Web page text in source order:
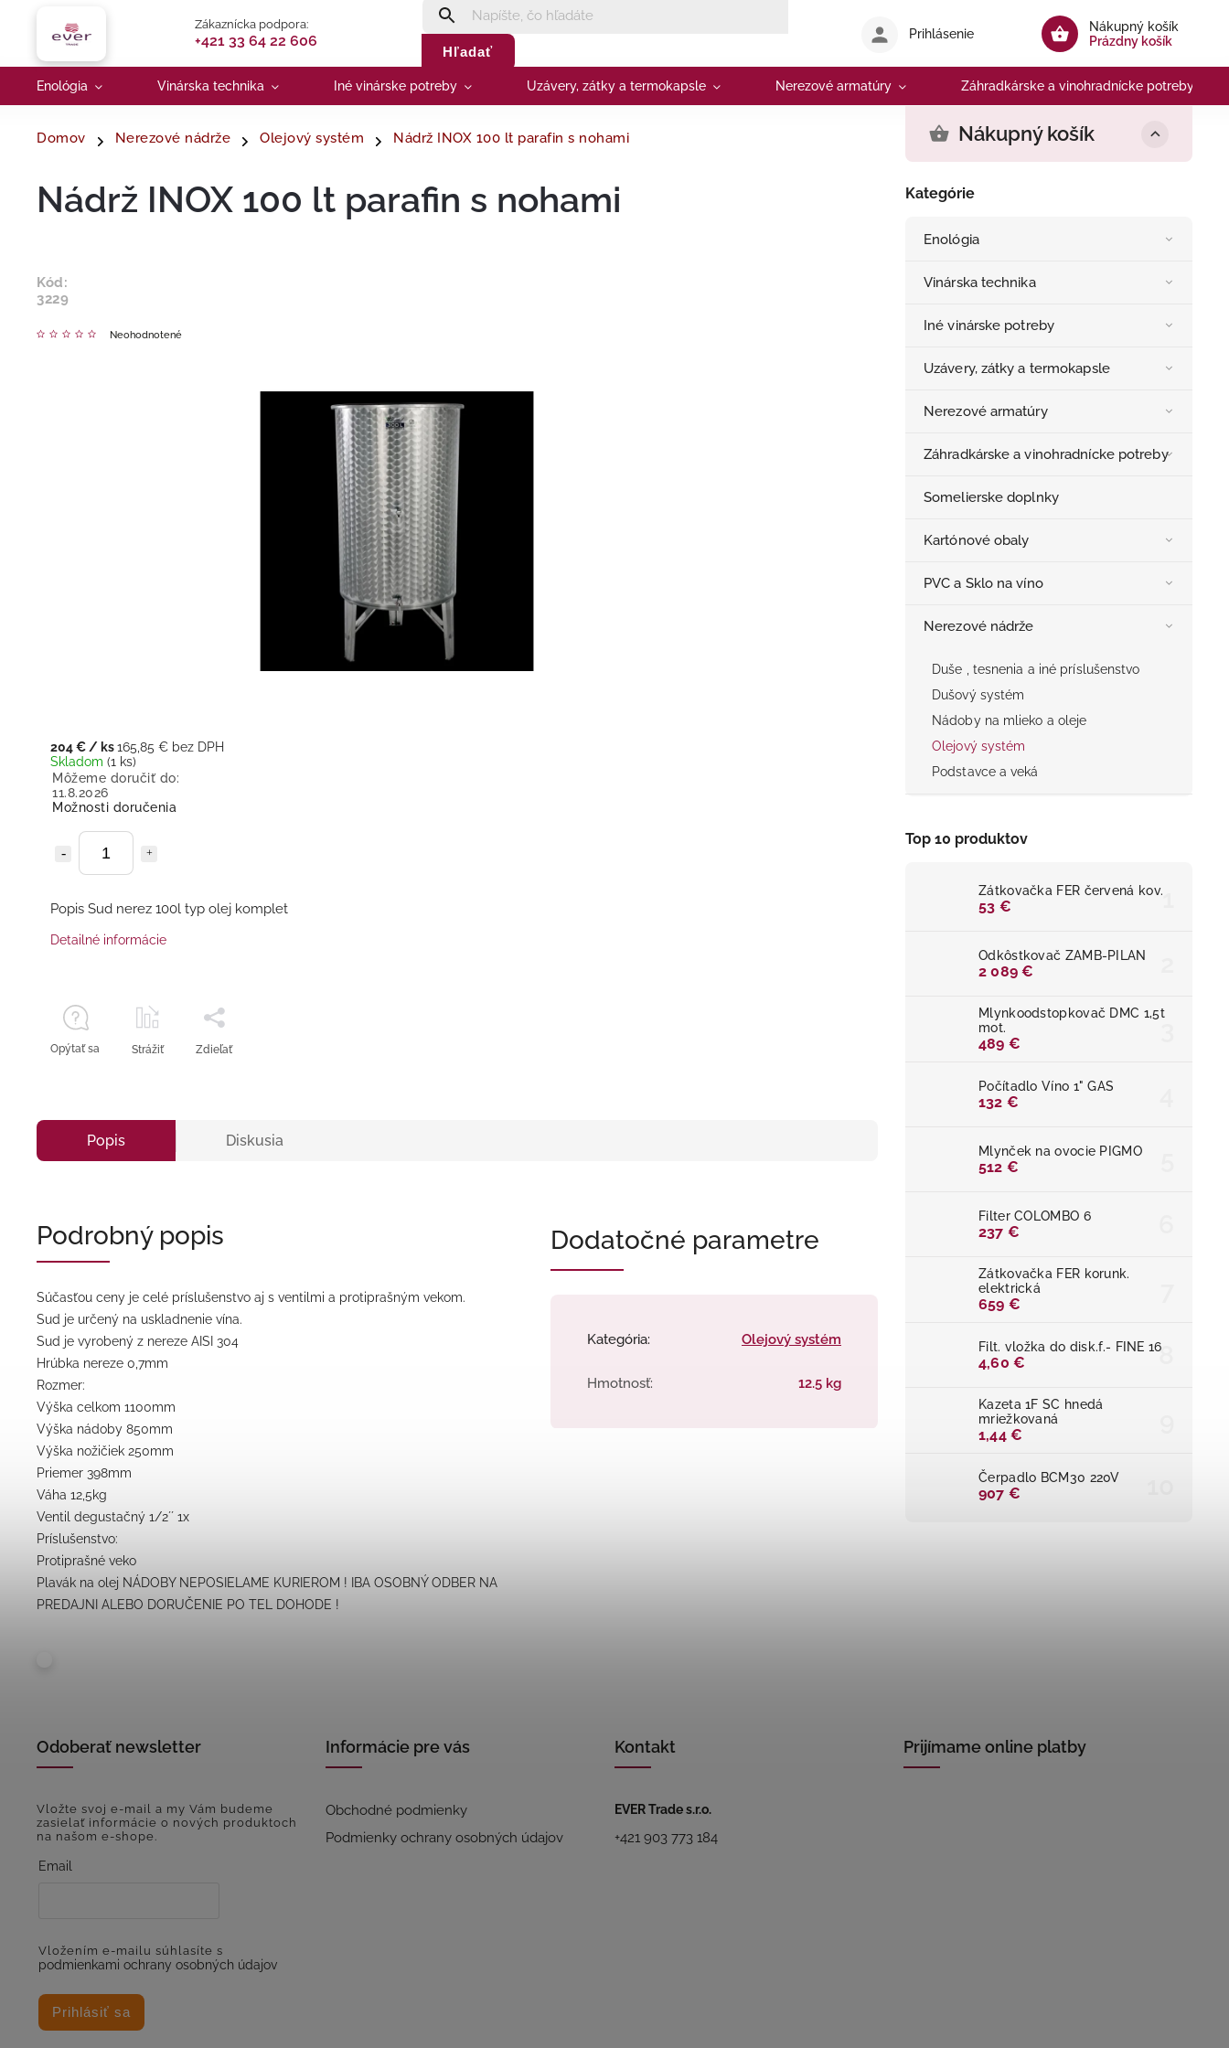
Zákaznícka podpora:
+421 33 64 22 606
Hľadať
Nákupný košík
Prázdny košík
Prihlásenie
Enológia Vinárska technika Iné vinárske potreby Uzávery, zátky a termokapsle Nerezové armatúry Záhradkárske a vinohradnícke potreby
Domov Nerezové nádrže Olejový systém Nádrž INOX 100 lt parafin s nohami Nákupný košík
Kategórie
Enológia
Vinárska technika
Iné vinárske potreby
Uzávery, zátky a termokapsle
Nerezové armatúry
Záhradkárske a vinohradnícke potreby
Somelierske doplnky
Kartónové obaly
PVC a Sklo na víno
Nerezové nádrže
Duše , tesnenia a iné príslušenstvo
Dušový systém
Nádoby na mlieko a oleje
Olejový systém
Podstavce a veká
Top 10 produktov
Zátkovačka FER červená kov.
53 €
Odkôstkovač ZAMB-PILAN
2 089 €
Mlynkoodstopkovač DMC 1,5t
mot.
489 €
Počítadlo Víno 1" GAS
132 €
Mlynček na ovocie PIGMO
512 €
Filter COLOMBO 6
237 €
Zátkovačka FER korunk.
elektrická
659 €
Filt. vložka do disk.f.- FINE 16
4,60 €
Kazeta 1F SC hnedá
mriežkovaná
1,44 €
Čerpadlo BCM30 220V
907 €
Nádrž INOX 100 lt parafin s nohami
Kód:
3229
Neohodnotené
204 € / ks165,85 € bez DPH
Skladom (1 ks)
Môžeme doručiť do:
11.8.2026
Možnosti doručenia
Popis Sud nerez 100l typ olej komplet
Detailné informácie
Opýtať sa Strážiť Zdieľať
Popis Diskusia
Podrobný popis
Súčasťou ceny je celé príslušenstvo aj s ventilmi a protiprašným vekom.
Sud je určený na uskladnenie vína.
Sud je vyrobený z nereze AISI 304
Hrúbka nereze 0,7mm
Rozmer:
Výška celkom 1100mm
Výška nádoby 850mm
Výška nožičiek 250mm
Priemer 398mm
Váha 12,5kg
Ventil degustačný 1/2´´ 1x
Príslušenstvo:
Protiprašné veko
Plavák na olej NÁDOBY NEPOSIELAME KURIEROM ! IBA OSOBNÝ ODBER NA
PREDAJNI ALEBO DORUČENIE PO TEL DOHODE !
Dodatočné parametre
Kategória: Olejový systém
Hmotnosť: 12.5 kg
Odoberať newsletter
Vložte svoj e-mail a my Vám budeme
zasielať informácie o nových produktoch
na našom e-shope.
Email
Vložením e-mailu súhlasíte s
podmienkami ochrany osobných údajov
Prihlásiť sa
Informácie pre vás
Obchodné podmienky
Podmienky ochrany osobných údajov
Kontakt
EVER Trade s.r.o.
+421 903 773 184
Prijímame online platby